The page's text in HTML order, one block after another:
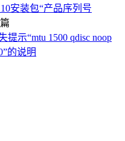
安装包“产品序列号
提示“mtu 1500 qdisc noop
的说明